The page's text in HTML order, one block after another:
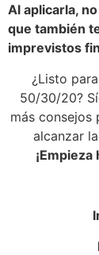
Al aplicarla,
que también
imprevistos
¿Listo
50/30/20?
más consejos
alcanzar